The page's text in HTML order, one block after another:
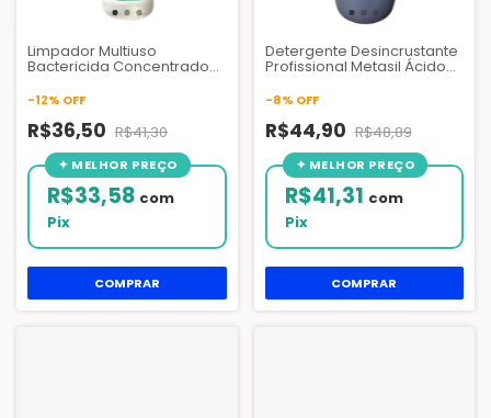
Limpador Multiuso
Bactericida Concentrado
HVAC e Superfícies
-12% OFF
R$36,50 R$41,30
R$33,58 com
Pix
COMPRAR
Detergente Desincrustante
Profissional Metasil Ácido
Condicionado e HVAC
-8% OFF
R$44,90 R$48,89
R$41,31 com
Pix
COMPRAR